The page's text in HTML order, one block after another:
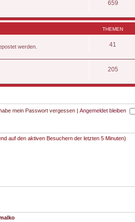
659
THEMEN
werden.
41
205
mein Passwort vergessen | Angemeldet bleiben
auf den aktiven Besuchern der letzten 5 Minuten)